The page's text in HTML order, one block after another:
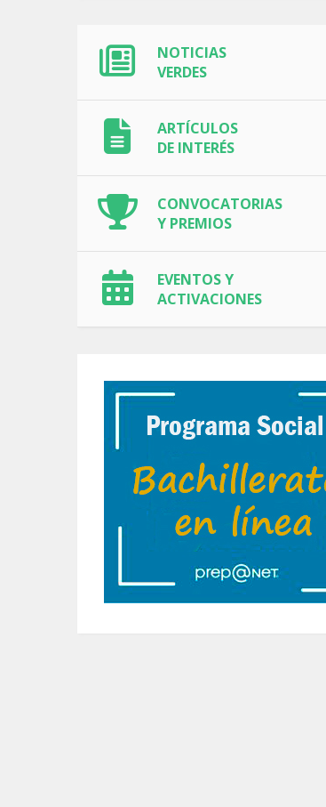
NOTICIAS
VERDES
ARTÍCULOS
DE INTERÉS
CONVOCATORIAS
Y PREMIOS
EVENTOS Y
ACTIVACIONES